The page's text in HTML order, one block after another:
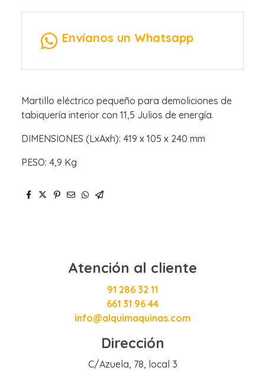
Envíanos un Whatsapp
Martillo eléctrico pequeño para demoliciones de
tabiquería interior con 11,5 Julios de energía.
DIMENSIONES (LxAxh): 419 x 105 x 240 mm
PESO: 4,9 Kg
Atención al cliente
91 286 32 11
661 31 96 44
info@alquimaquinas.com
Dirección
C/Azuela, 78, local 3